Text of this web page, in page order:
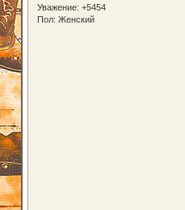
Уважение: +5454
Пол: Женский